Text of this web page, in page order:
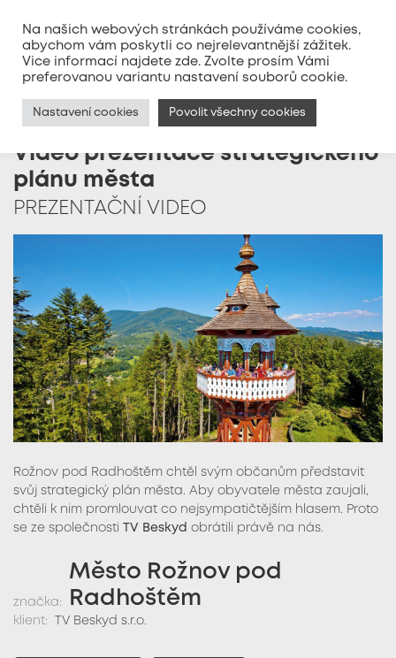
MENU
Video prezentace strategického
plánu města
PREZENTAČNÍ VIDEO
Rožnov pod Radhoštěm chtěl svým občanům představit
svůj strategický plán města. Aby obyvatele města zaujali,
chtěli k nim promlouvat co nejsympatičtějším hlasem. Proto
se ze společnosti TV Beskyd obrátili právě na nás.
značka:
Město Rožnov pod
Radhoštěm
klient: TV Beskyd s.r.o.
Na našich webových stránkách používáme cookies,
abychom vám poskytli co nejrelevantnější zážitek.
Vice informací najdete zde. Zvolte prosím Vámi
preferovanou variantu nastavení souborů cookie.
Nastavení cookies Povolit všechny cookies